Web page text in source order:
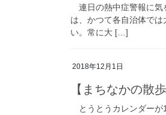
連日の熱中症警報に気
は、かつて各自治体で
い。常に大 […]
2018年12月1日
【まちなかの散
とうとうカレンダーが